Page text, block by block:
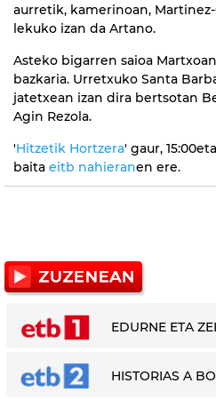
aurretik, kamerinoan,
lekuko izan da Artano.
Asteko bigarren saioa
bazkaria. Urretxuko Santa
jatetxean izan dira bertsotan
Agin Rezola.
'Hitzetik Hortzera' gaur,
baita eitb nahieranen ere.
EDURNE ETA
HISTORIAS A